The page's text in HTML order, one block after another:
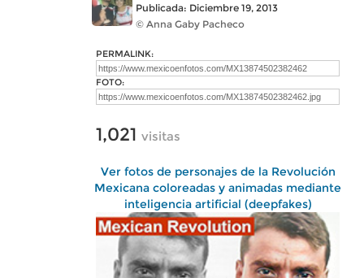
Publicada: Diciembre 19, 2013
© Anna Gaby Pacheco
PERMALINK:
FOTO:
1,021 visitas
Ver fotos de personajes de la Revolución
Mexicana coloreadas y animadas mediante
inteligencia artificial (deepfakes)